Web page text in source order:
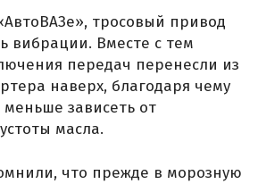
тросовый привод
вибрации. Вместе с тем
передач перенесли из
наверх, благодаря чему
меньше зависеть от
масла.
что прежде в морозную